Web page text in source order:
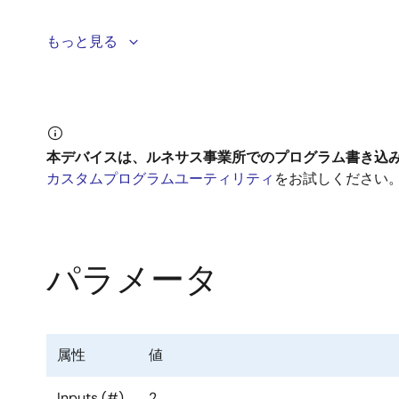
8T49N287は、フラクショナルフィードバックPLLを2
8T49N287は、10G/40G/100G SONET/SDHおよびイ
チ、OTN、またはテストおよび測定アプリケーション
ーションで、タイミングカード上のSETS（イミング
ます。
もっと見る
本デバイスは、ルネサス事業所でのプログラム書き込
カスタムプログラムユーティリティ をお試しください。
パラメータ
属性 値